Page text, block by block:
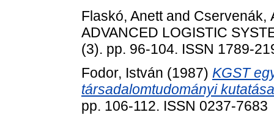
Flaskó, Anettand Cservenák,
ADVANCED LOGISTIC
(3). pp. 96-104. ISSN 1789-
Fodor, István (1987) KGST
társadalomtudományi
pp. 106-112. ISSN 0237-7683